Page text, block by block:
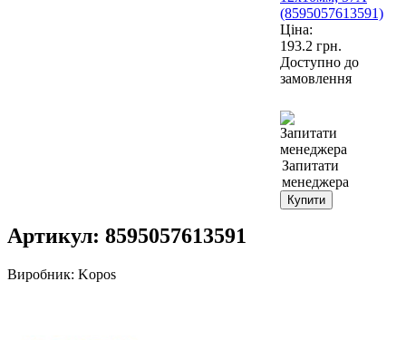
Ціна:
193.2 грн.
Доступно до
замовлення
Запитати
менеджера
Купити
Артикул: 8595057613591
Виробник: Kopos